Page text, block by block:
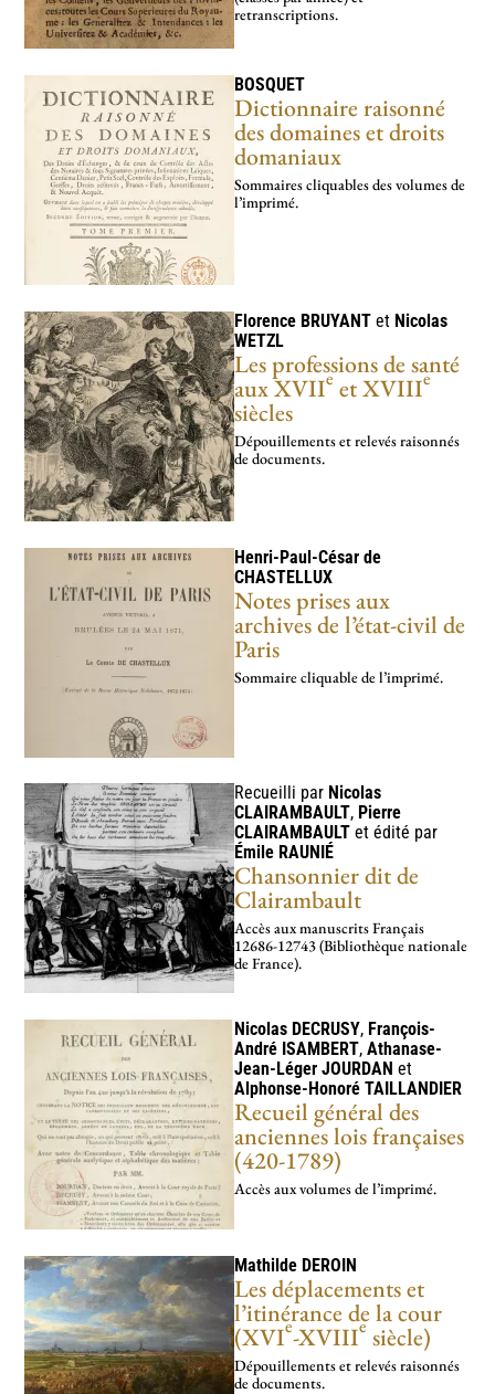
1774-1792 – règne de Louis XVI 19 1789- …
retranscriptions.
BOSQUET
Dictionnaire raisonné
des domaines et droits
domaniaux
Sommaires cliquables des volumes de
l’imprimé.
Florence BRUYANT et Nicolas
WETZL
Les professions de santé
aux XVIIe et XVIIIe
siècles
Dépouillements et relevés raisonnés
de documents.
Henri-Paul-César de
CHASTELLUX
Notes prises aux
archives de l’état-civil de
Paris
Sommaire cliquable de l’imprimé.
Recueilli par Nicolas
CLAIRAMBAULT, Pierre
CLAIRAMBAULT et édité par
Émile RAUNIÉ
Chansonnier dit de
Clairambault
Accès aux manuscrits Français
12686-12743 (Bibliothèque nationale
de France).
Nicolas DECRUSY, François-
André ISAMBERT,Athanase-
Jean-LégerJOURDAN et
Alphonse-HonoréTAILLANDIER
Recueil général des
anciennes lois françaises
(420-1789)
Accès aux volumes de l’imprimé.
Mathilde DEROIN
Les déplacements et
l’itinérance de la cour
(XVIe-XVIIIe siècle)
Dépouillements et relevés raisonnés
de documents.